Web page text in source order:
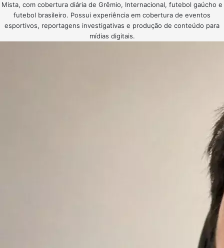
Mista, com cobertura diária de Grêmio, Internacional, futebol gaúcho e
futebol brasileiro. Possui experiência em cobertura de eventos
esportivos, reportagens investigativas e produção de conteúdo para
mídias digitais.